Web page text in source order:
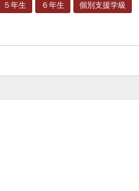
５年生 ６年生 個別支援学級